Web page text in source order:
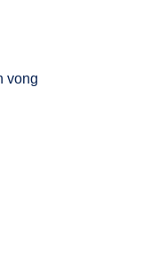
vong